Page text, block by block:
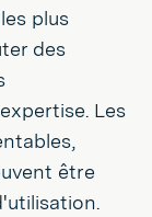
plus
des
Les
être